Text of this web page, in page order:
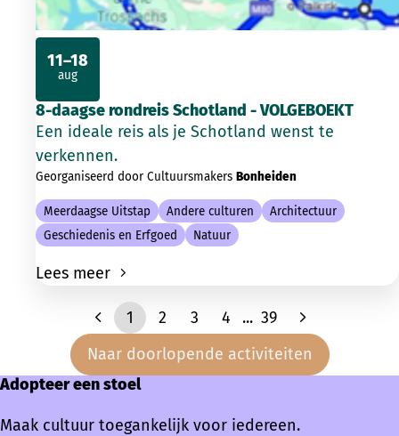
8-daagse rondreis Schotland - VOLGEBOEKT
Een ideale reis als je Schotland wenst te
verkennen.
Georganiseerd door Cultuursmakers Bonheiden
Meerdaagse Uitstap Andere culturen
Architectuur
Geschiedenis en Erfgoed
Natuur
Lees meer
11–18
aug
2026
1 2 3 4 ... 39
Naar doorlopende activiteiten
Adopteer een stoel
Maak cultuur toegankelijk voor iedereen.